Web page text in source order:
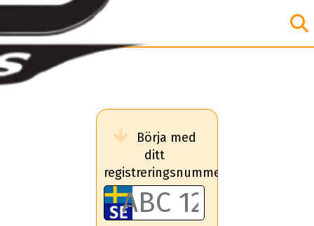
Börja med
ditt
registreringsnummer